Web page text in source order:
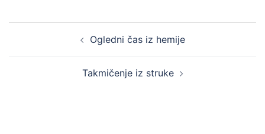
navigation
Ogledni čas iz hemije
Takmičenje iz struke